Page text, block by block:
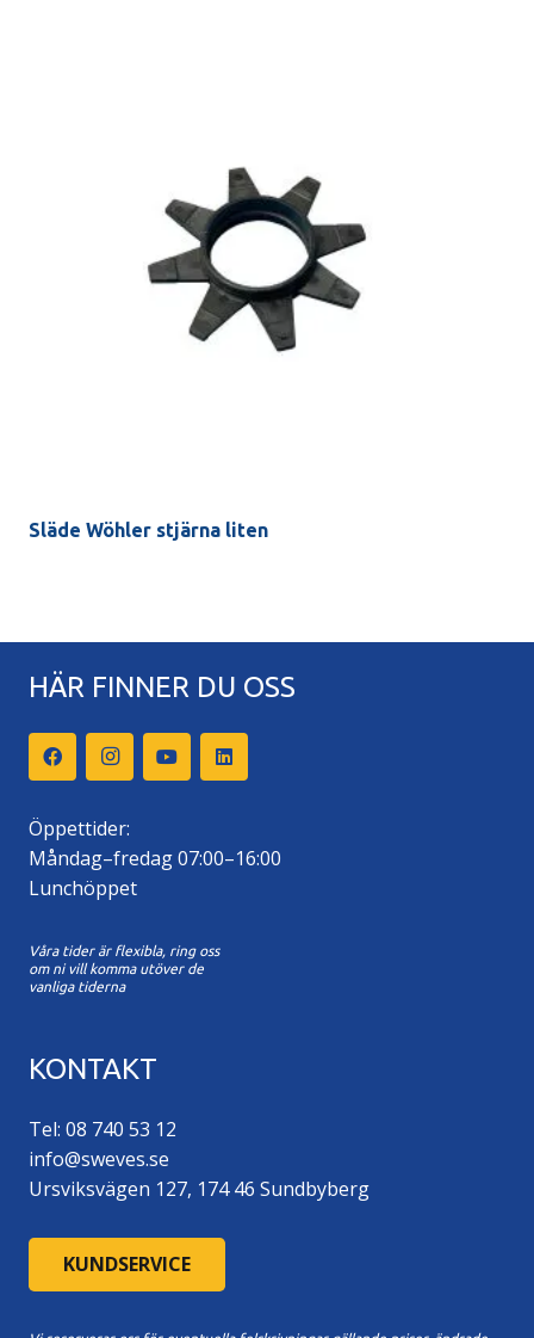
Släde Wöhler stjärna liten
HÄR FINNER DU OSS
Öppettider:
Måndag–fredag 07:00–16:00
Lunchöppet
Våra tider är flexibla, ring oss
om ni vill komma utöver de
vanliga tiderna
KONTAKT
Tel: 08 740 53 12
info@sweves.se
Ursviksvägen 127, 174 46 Sundbyberg
KUNDSERVICE